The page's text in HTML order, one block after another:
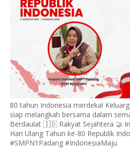
80 tahun Indonesia merdeka!
siap melangkah bersama dalam
Berdaulat 🇮🇩 Rakyat Sejahtera 🤝
Hari Ulang Tahun ke-80 Republik
#SMPN1Padang #IndonesiaMaju